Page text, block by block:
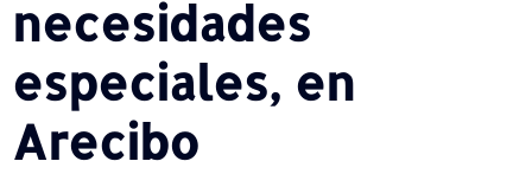
necesidades
especiales, en
Arecibo